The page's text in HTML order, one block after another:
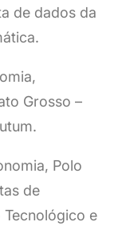
de dados da
Grosso –
Polo
de
e